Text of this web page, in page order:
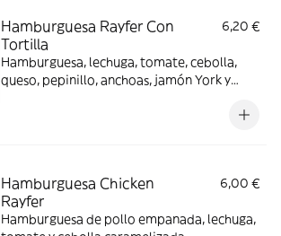
Hamburguesa Rayfer Con
Tortilla
6,20 €
Hamburguesa, lechuga, tomate, cebolla,
queso, pepinillo, anchoas, jamón York y
Hamburguesa Chicken
Rayfer
6,00 €
Hamburguesa de pollo empanada, lechuga,